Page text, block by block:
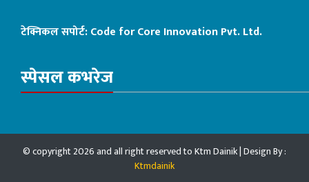
टेक्निकल सपोर्ट:Code for Core Innovation Pvt. Ltd.
स्पेसल कभरेज
© copyright 2026 and all right reserved to Ktm Dainik | Design By :
Ktmdainik